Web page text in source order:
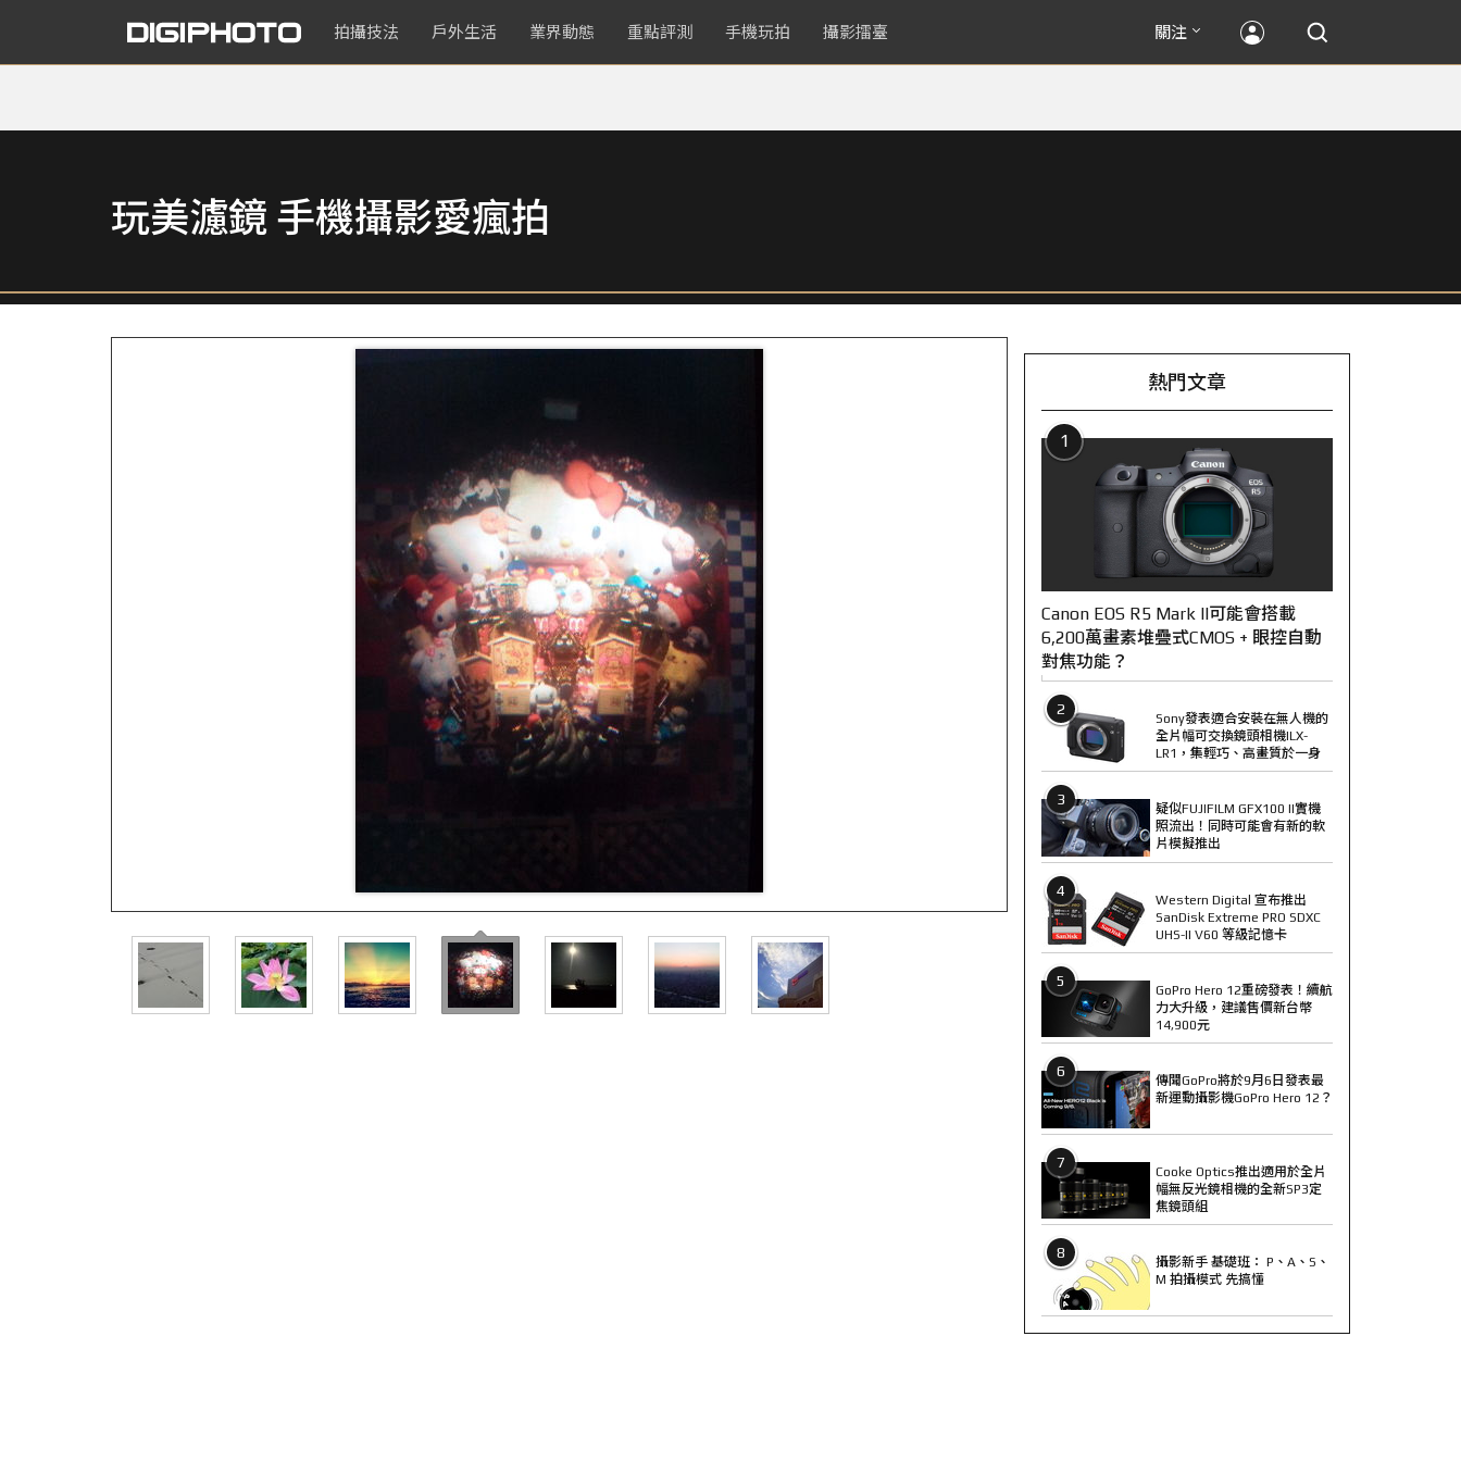
拍攝技法 戶外生活 業界動態 重點評測 手機玩拍 攝影擂臺 關注
玩美濾鏡 手機攝影愛瘋拍
熱門文章
1
Canon EOS R5 Mark II可能會搭載
6,200萬畫素堆疊式CMOS + 眼控自動
對焦功能？
2
Sony發表適合安裝在無人機的
全片幅可交換鏡頭相機ILX-
LR1，集輕巧、高畫質於一身
3
疑似FUJIFILM GFX100 II實機
照流出！同時可能會有新的軟
片模擬推出
4
Western Digital 宣布推出
SanDisk Extreme PRO SDXC
UHS-II V60 等級記憶卡
5
GoPro Hero 12重磅發表！續航
力大升級，建議售價新台幣
14,900元
6
傳聞GoPro將於9月6日發表最
新運動攝影機GoPro Hero 12？
7
Cooke Optics推出適用於全片
幅無反光鏡相機的全新SP3定
焦鏡頭組
8
攝影新手 基礎班： P、A、S、
M 拍攝模式 先搞懂